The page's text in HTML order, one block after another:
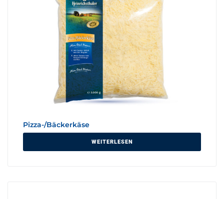
Pizza-/Bäckerkäse
WEITERLESEN